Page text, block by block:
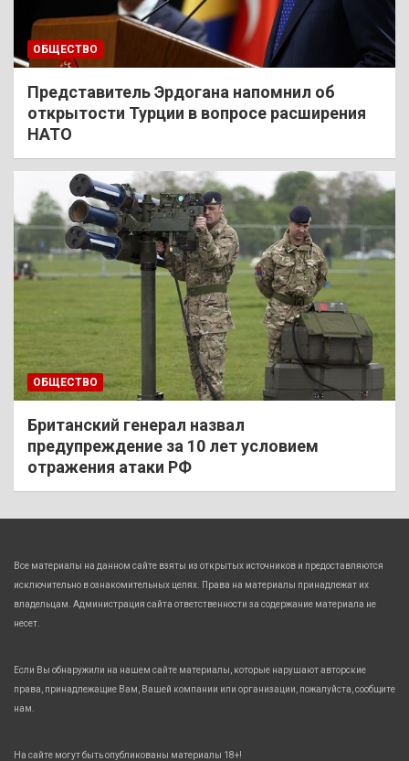
ОБЩЕСТВО
Представитель Эрдогана напомнил об
открытости Турции в вопросе расширения
НАТО
ОБЩЕСТВО
Британский генерал назвал
предупреждение за 10 лет условием
отражения атаки РФ
Все материалы на данном сайте взяты из открытых источников и предоставляются
исключительно в ознакомительных целях. Права на материалы принадлежат их
владельцам. Администрация сайта ответственности за содержание материала не
несет.
Если Вы обнаружили на нашем сайте материалы, которые нарушают авторские
права, принадлежащие Вам, Вашей компании или организации, пожалуйста, сообщите
нам.
На сайте могут быть опубликованы материалы 18+!